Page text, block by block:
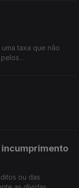
taxa que não
incumprimento
ou das